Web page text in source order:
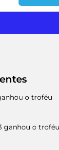
o troféu
ganhou o troféu